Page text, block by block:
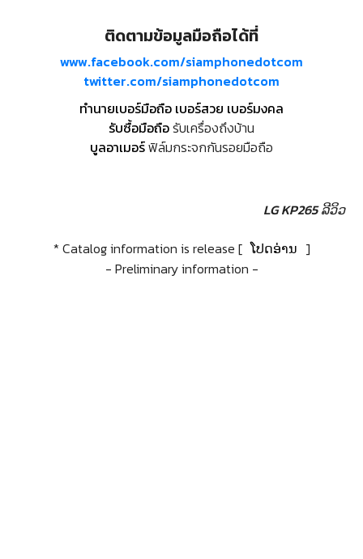
ติดตามข้อมูลมือถือได้ที่
www.facebook.com/siamphonedotcom
twitter.com/siamphonedotcom
ทำนายเบอร์มือถือ เบอร์สวย เบอร์มงคล
รับซื้อมือถือรับเครื่องถึงบ้าน
บูลอาเมอร์ฟิล์มกระจกกันรอยมือถือ
LG KP265 ລີວິວ
* Catalog information is release [ ໂປດອ່ານ ]
- Preliminary information -